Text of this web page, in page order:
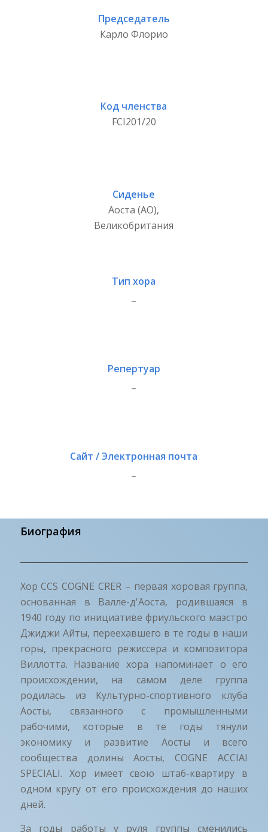
Председатель
Карло Флорио
Код членства
FCI201/20
Сиденье
Аоста (АО),
Великобритания
Тип хора
Репертуар
Сайт / Электронная почта
Биография
Хор CCS COGNE CRER – первая хоровая группа,
основанная в Валле-д'Аоста, родившаяся в
1940 году по инициативе фриульского маэстро
Джиджи Айты, переехавшего в те годы в наши
горы, прекрасного режиссера и композитора
Виллотта. Название хора напоминает о его
происхождении, на самом деле группа
родилась из Культурно-спортивного клуба
Аосты, связанного с промышленными
рабочими, которые в те годы тянули
экономику и развитие Аосты и всего
сообщества долины Аосты, COGNE ACCIAI
SPECIALI. Хор имеет свою штаб-квартиру в
одном кругу от его происхождения до наших
дней.
За годы работы у руля группы сменились